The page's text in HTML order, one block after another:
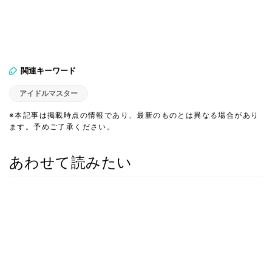
関連キーワード
アイドルマスター
※本記事は掲載時点の情報であり、最新のものとは異なる場合があり
ます。予めご了承ください。
あわせて読みたい